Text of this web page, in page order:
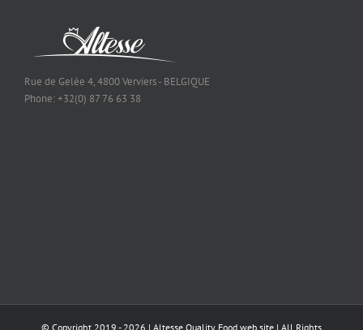
Rue de Gelée 4, 4800 Verviers - BELGIQUE
Phone: +32(0) 87 76 63 38
© Copyright 2019 - 2026 | Altesse Quality Food web site | All Rights